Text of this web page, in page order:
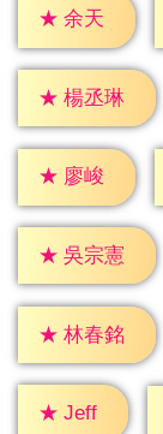
★ 余天
★ 楊丞琳
★ 廖峻
★ 吳宗憲
★ 林春銘
★ Jeff